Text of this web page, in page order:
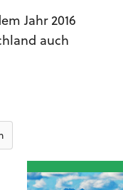
Jahr 2016
auch